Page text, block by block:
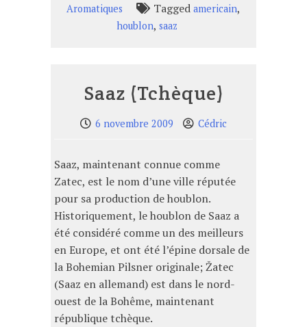
Aromatiques
Tagged americain,
houblon, saaz
Saaz (Tchèque)
6 novembre 2009 Cédric
Saaz, maintenant connue comme
Zatec, est le nom d’une ville réputée
pour sa production de houblon.
Historiquement, le houblon de Saaz a
été considéré comme un des meilleurs
en Europe, et ont été l’épine dorsale de
la Bohemian Pilsner originale; Žatec
(Saaz en allemand) est dans le nord-
ouest de la Bohême, maintenant
république tchèque.